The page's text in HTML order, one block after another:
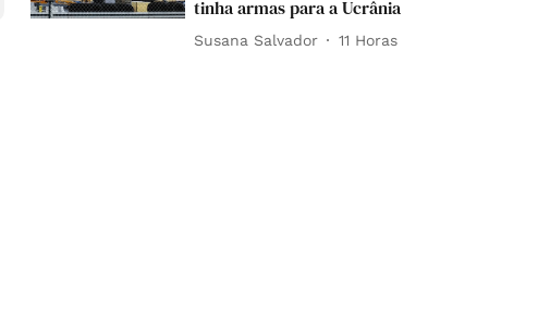
tinha armas para a Ucrânia
Susana Salvador 11 Horas